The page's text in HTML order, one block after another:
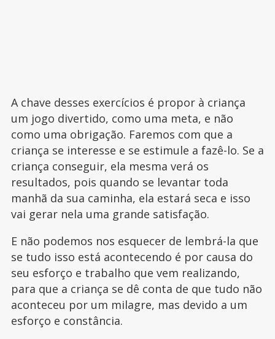
A chave desses exercícios é propor à criança
um jogo divertido, como uma meta, e não
como uma obrigação. Faremos com que a
criança se interesse e se estimule a fazê-lo. Se a
criança conseguir, ela mesma verá os
resultados, pois quando se levantar toda
manhã da sua caminha, ela estará seca e isso
vai gerar nela uma grande satisfação.
E não podemos nos esquecer de lembrá-la que
se tudo isso está acontecendo é por causa do
seu esforço e trabalho que vem realizando,
para que a criança se dê conta de que tudo não
aconteceu por um milagre, mas devido a um
esforço e constância.